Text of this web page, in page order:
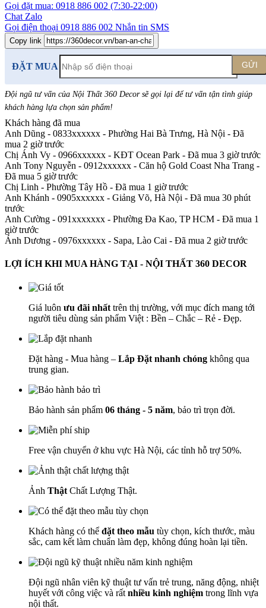
Gọi đặt mua: 0918 886 002 (7:30-22:00)
Chat Zalo
Gọi điện thoại 0918 886 002 Nhắn tin SMS
Copy link
ĐẶT MUA GỬI
Đội ngũ tư vấn của Nội Thất 360 Decor sẽ gọi lại để tư vấn tận tình giúp
khách hàng lựa chọn sản phẩm!
Khách hàng đã mua
Anh Dũng - 0833xxxxxx - Phường Hai Bà Trưng, Hà Nội - Đã
mua 2 giờ trước
Chị Ánh Vy - 0966xxxxxx - KĐT Ocean Park - Đã mua 3 giờ trước
Anh Tony Nguyễn - 0912xxxxxx - Căn hộ Gold Coast Nha Trang -
Đã mua 5 giờ trước
Chị Linh - Phường Tây Hồ - Đã mua 1 giờ trước
Anh Khánh - 0905xxxxxx - Giảng Võ, Hà Nội - Đã mua 30 phút
trước
Anh Cường - 091xxxxxxx - Phường Đa Kao, TP HCM - Đã mua 1
giờ trước
Ánh Dương - 0976xxxxxx - Sapa, Lào Cai - Đã mua 2 giờ trước
LỢI ÍCH KHI MUA HÀNG TẠI - NỘI THẤT 360 DECOR
Giá luôn ưu đãi nhất trên thị trường, với mục đích mang tới
người tiêu dùng sản phẩm Việt : Bền – Chắc – Rẻ - Đẹp.
Đặt hàng - Mua hàng – Lắp Đặt nhanh chóng không qua
trung gian.
Bảo hành sản phẩm 06 tháng - 5 năm, bảo trì trọn đời.
Free vận chuyển ở khu vực Hà Nội, các tỉnh hỗ trợ 50%.
Ảnh Thật Chất Lượng Thật.
Khách hàng có thể đặt theo mẫu tùy chọn, kích thước, màu
sắc, cam kết làm chuẩn làm đẹp, không đúng hoàn lại tiền.
Đội ngũ nhân viên kỹ thuật tư vấn trẻ trung, năng động, nhiệt
huyết với công việc và rất nhiều kinh nghiệm trong lĩnh vựa
nội thất.